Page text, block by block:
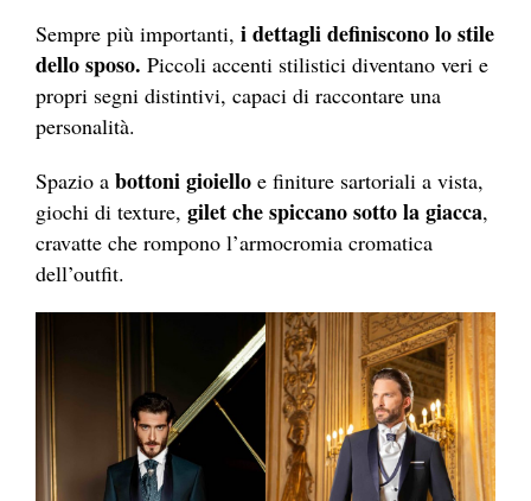
Sempre più importanti, i dettagli definiscono lo stile
dello sposo. Piccoli accenti stilistici diventano veri e
propri segni distintivi, capaci di raccontare una
personalità.
Spazio a bottoni gioiello e finiture sartoriali a vista,
giochi di texture, gilet che spiccano sotto la giacca,
cravatte che rompono l’armocromia cromatica
dell’outfit.